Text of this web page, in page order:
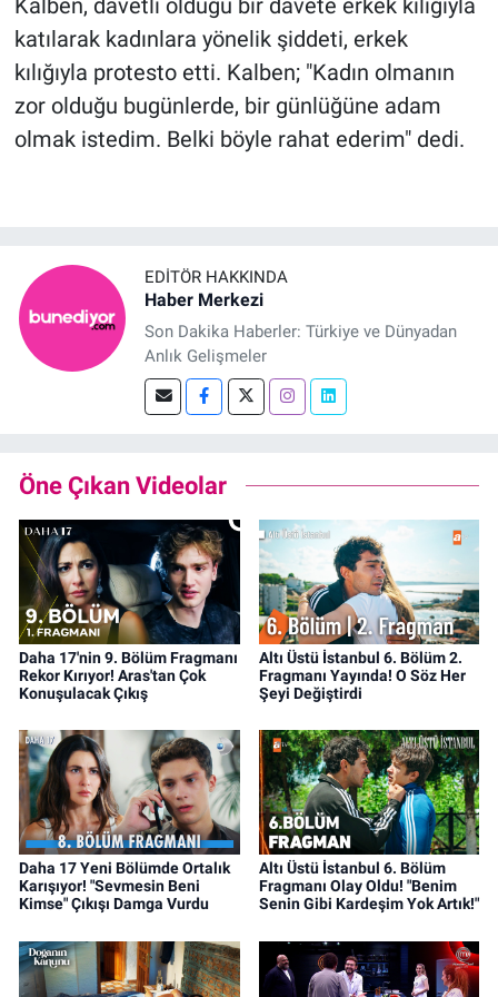
Kalben, davetli olduğu bir davete erkek kılığıyla
katılarak kadınlara yönelik şiddeti, erkek
kılığıyla protesto etti. Kalben; "Kadın olmanın
zor olduğu bugünlerde, bir günlüğüne adam
olmak istedim. Belki böyle rahat ederim" dedi.
EDITÖR HAKKINDA
Haber Merkezi
Son Dakika Haberler: Türkiye ve Dünyadan
Anlık Gelişmeler
Öne Çıkan Videolar
Daha 17'nin 9. Bölüm Fragmanı
Rekor Kırıyor! Aras'tan Çok
Konuşulacak Çıkış
Altı Üstü İstanbul 6. Bölüm 2.
Fragmanı Yayında! O Söz Her
Şeyi Değiştirdi
Daha 17 Yeni Bölümde Ortalık
Karışıyor! "Sevmesin Beni
Kimse" Çıkışı Damga Vurdu
Altı Üstü İstanbul 6. Bölüm
Fragmanı Olay Oldu! "Benim
Senin Gibi Kardeşim Yok Artık!"